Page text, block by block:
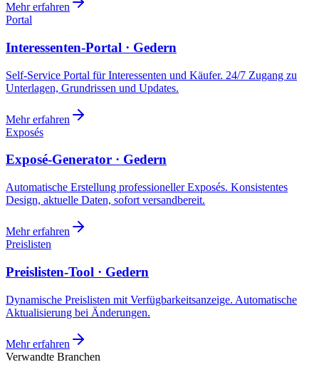
Mehr erfahren
Portal
Interessenten-Portal · Gedern
Self-Service Portal für Interessenten und Käufer. 24/7 Zugang zu
Unterlagen, Grundrissen und Updates.
Mehr erfahren
Exposés
Exposé-Generator · Gedern
Automatische Erstellung professioneller Exposés. Konsistentes
Design, aktuelle Daten, sofort versandbereit.
Mehr erfahren
Preislisten
Preislisten-Tool · Gedern
Dynamische Preislisten mit Verfügbarkeitsanzeige. Automatische
Aktualisierung bei Änderungen.
Mehr erfahren
Verwandte Branchen